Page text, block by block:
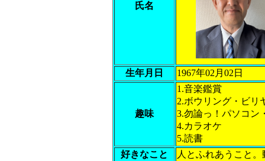
氏名
生年月日 1967年02月02日
趣味
1.音楽鑑賞
2.ボウリング・ビリ
3.勿論っ！パソコン
4.カラオケ
5.読書
好きなこと
人とふれあうこと